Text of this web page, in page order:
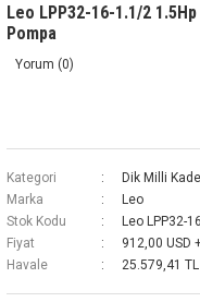
Leo LPP32-16-1.1/2
Pompa
Yorum (0)
Kategori
Dik Milli
Marka
Leo
Stok Kodu
Leo LPP32-
Fiyat
912,00 USD
Havale
25.579,41